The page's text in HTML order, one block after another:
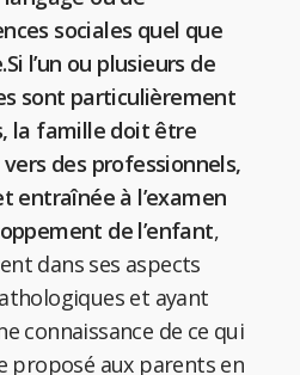
sociales quel que
Si l’un ou plusieurs de
sont particulièrement
la famille doit être
des professionnels,
entraînée à l’examen
de l’enfant,
dans ses aspects
et ayant
connaissance de ce qui
proposé aux parents en